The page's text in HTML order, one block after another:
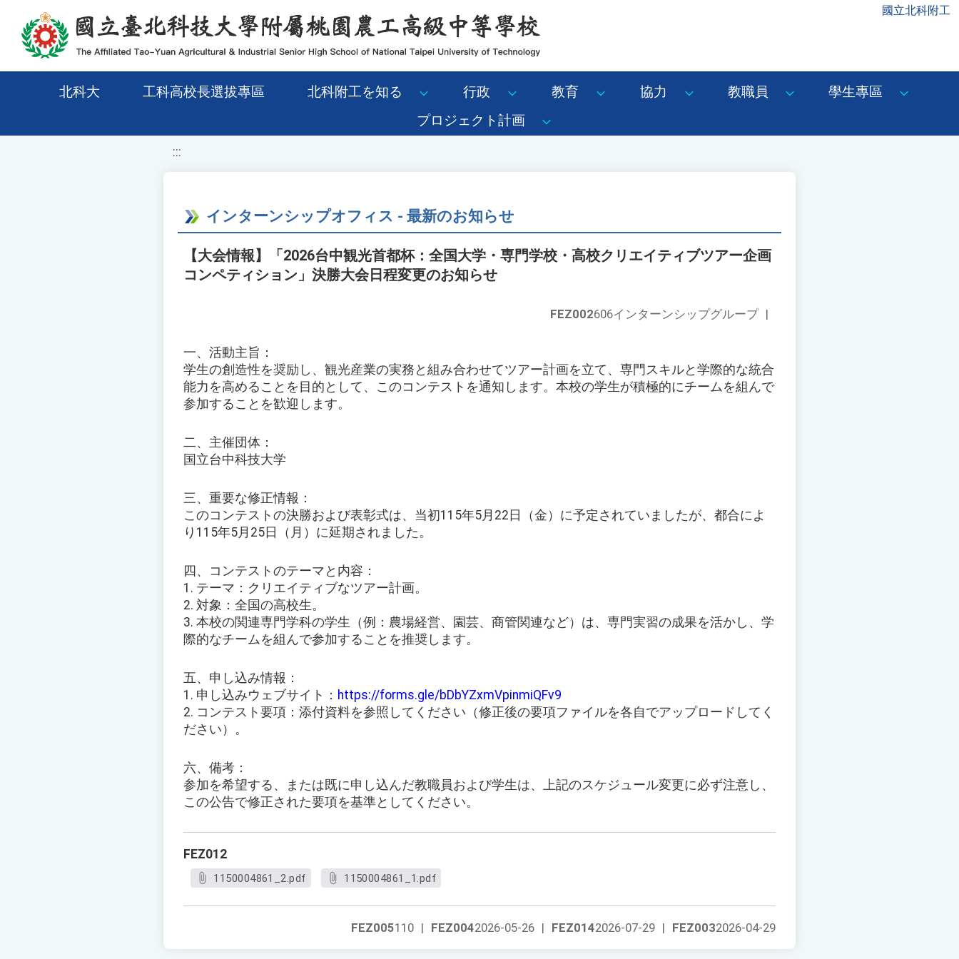
移至網頁之主要內容區位置 國立北科附工
北科大 工科高校長選拔專區 北科附工を知る 行政 教育 協力 教職員
學生專區
プロジェクト計画
:::
インターンシップオフィス - 最新のお知らせ
【大会情報】「2026台中観光首都杯：全国大学・専門学校・高校クリエイティブツアー企画
コンペティション」決勝大会日程変更のお知らせ
FEZ002606インターンシップグループ |
一、活動主旨：
学生の創造性を奨励し、観光産業の実務と組み合わせてツアー計画を立て、専門スキルと学際的な統合
能力を高めることを目的として、このコンテストを通知します。本校の学生が積極的にチームを組んで
参加することを歓迎します。
二、主催団体：
国立台中科技大学
三、重要な修正情報：
このコンテストの決勝および表彰式は、当初115年5月22日（金）に予定されていましたが、都合によ
り115年5月25日（月）に延期されました。
四、コンテストのテーマと内容：
1. テーマ：クリエイティブなツアー計画。
2. 対象：全国の高校生。
3. 本校の関連専門学科の学生（例：農場経営、園芸、商管関連など）は、専門実習の成果を活かし、学
際的なチームを組んで参加することを推奨します。
五、申し込み情報：
1. 申し込みウェブサイト： https://forms.gle/bDbYZxmVpinmiQFv9
2. コンテスト要項：添付資料を参照してください（修正後の要項ファイルを各自でアップロードしてく
ださい）。
六、備考：
参加を希望する、または既に申し込んだ教職員および学生は、上記のスケジュール変更に必ず注意し、
この公告で修正された要項を基準としてください。
FEZ012
1150004861_2.pdf 1150004861_1.pdf
FEZ0032026-04-29
FEZ0142026-07-29 |
FEZ0042026-05-26 |
FEZ005110 |